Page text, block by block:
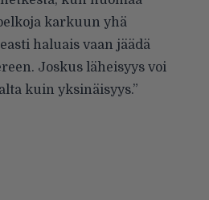
karkuun yhä
haluais vaan jäädä
Joskus läheisyys voi
kuin yksinäisyys.”